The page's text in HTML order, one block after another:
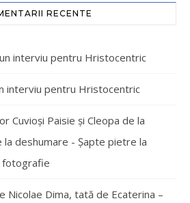
RECENTE
interviu pentru Hristocentric
interviu pentru Hristocentric
Cuvioși Paisie și Cleopa de la
la deshumare - Şapte pietre la
fotografie
Nicolae Dima, tată de Ecaterina –